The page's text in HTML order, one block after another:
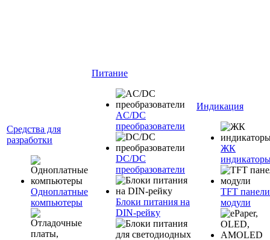
Средства для
разработки
Одноплатные
компьютеры
Питание
AC/DC
преобразователи
DC/DC
преобразователи
Блоки питания на
DIN-рейку
Индикация
ЖК
TFT
модули